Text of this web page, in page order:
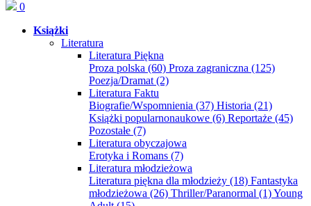
0
Książki
Literatura
Literatura Piękna
Proza polska (60) Proza zagraniczna (125)
Poezja/Dramat (2)
Literatura Faktu
Biografie/Wspomnienia (37) Historia (21)
Książki popularnonaukowe (6) Reportaże (45)
Pozostałe (7)
Literatura obyczajowa
Erotyka i Romans (7)
Literatura młodzieżowa
Literatura piękna dla młodzieży (18) Fantastyka
młodzieżowa (26) Thriller/Paranormal (1)Young